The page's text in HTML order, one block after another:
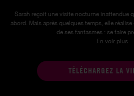
Sarah reçoit une visite nocturne inattendue
abord. Mais après quelques temps, elle
de ses fantasmes : se faire
En voir plus
TÉLÉCHARGEZ LA